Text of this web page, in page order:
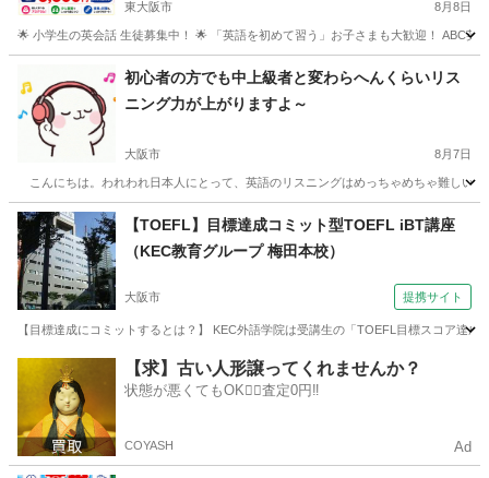
東大阪市 8月8日
🌟 小学生の英会話 生徒募集中！ 🌟 「英語を初めて習う」お子さまも大歓迎！ ABC
英検 小学生
初心者の方でも中上級者と変わらへんくらいリス
ニング力が上がりますよ～
大阪市 8月7日
こんにちは。われわれ日本人にとって、英語のリスニングはめっちゃめちゃ難しい
大阪 大阪市 レッスン
【TOEFL】目標達成コミット型TOEFL iBT講座
（KEC教育グループ 梅田本校）
大阪市 提携サイト
【目標達成にコミットするとは？】 KEC外語学院は受講生の「TOEFL目標スコア達
TOEFL(R)テスト
【求】古い人形譲ってくれませんか？
状態が悪くてもOK🙆‍♀️査定0円‼️
COYASH Ad